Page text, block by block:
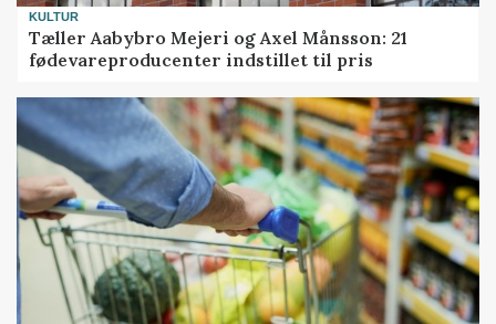
KULTUR
Tæller Aabybro Mejeri og Axel Månsson: 21
fødevareproducenter indstillet til pris